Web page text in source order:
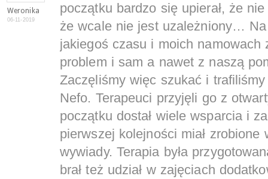
Weronika
06-11-2019
początku bardzo się upierał, że
że wcale nie jest uzależniony… Na
jakiegoś czasu i moich namowach
problem i sam a nawet z naszą
Zaczęliśmy więc szukać i
Nefo. Terapeuci przyjęli go z
początku dostał wiele wsparcia i
pierwszej kolejności miał zrobione
wywiady. Terapia była
brał też udział w zajęciach